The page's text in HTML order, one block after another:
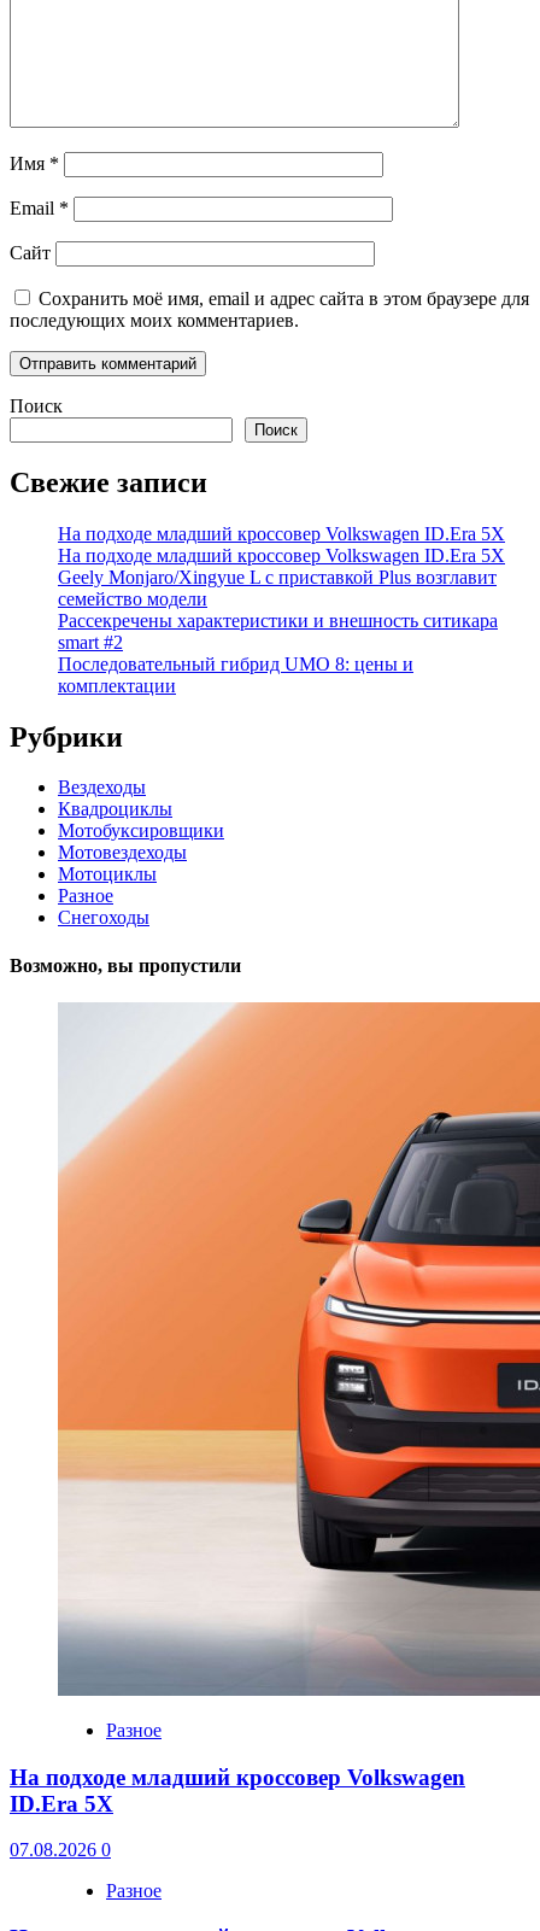
Имя *
Email *
Сайт
Сохранить моё имя, email и адрес сайта в этом браузере для
последующих моих комментариев.
Поиск
Поиск
Свежие записи
На подходе младший кроссовер Volkswagen ID.Era 5X
На подходе младший кроссовер Volkswagen ID.Era 5X
Geely Monjaro/Xingyue L с приставкой Plus возглавит
семейство модели
Рассекречены характеристики и внешность ситикара
smart #2
Последовательный гибрид UMO 8: цены и
комплектации
Рубрики
Вездеходы
Квадроциклы
Мотобуксировщики
Мотовездеходы
Мотоциклы
Разное
Снегоходы
Возможно, вы пропустили
Разное
На подходе младший кроссовер Volkswagen
ID.Era 5X
07.08.2026 0
Разное